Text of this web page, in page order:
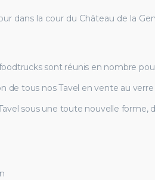
dans la cour du Château de la
sont réunis en nombre
de tous nos Tavel en vente au
sous une toute nouvelle forme,